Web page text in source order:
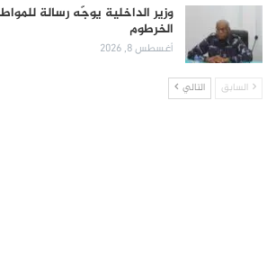
وزير الداخلية يوجّه رسالة
الخرطوم
أغسطس 8, 2026
السابق التالي